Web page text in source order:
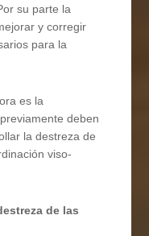
su parte la
y corregir
para la
es la
deben
la destreza de
viso-
de las